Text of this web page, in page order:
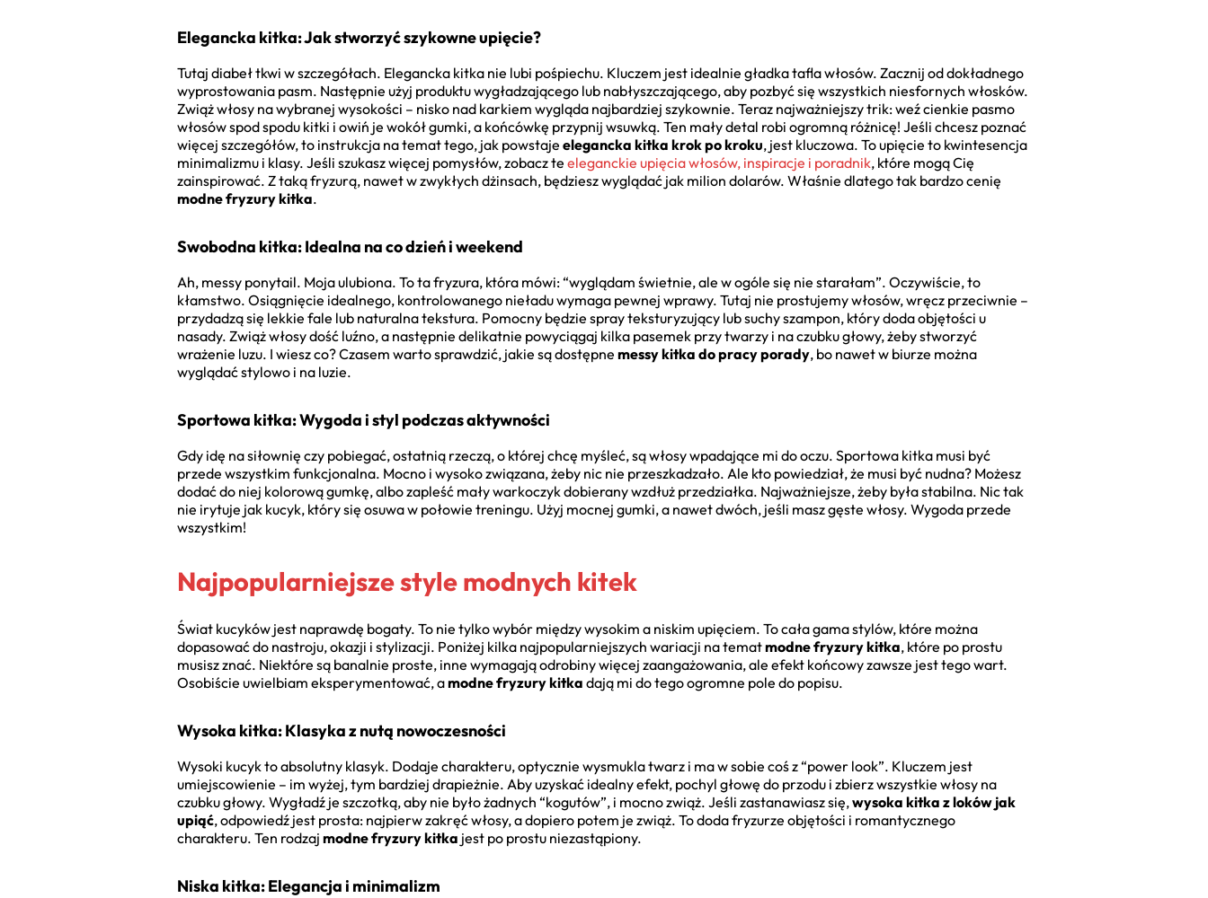
Elegancka kitka: Jak stworzyć szykowne upięcie?
Tutaj diabeł tkwi w szczegółach. Elegancka kitka nie lubi pośpiechu. Kluczem jest idealnie gładka tafla włosów. Zacznij od dokładnego
wyprostowania pasm. Następnie użyj produktu wygładzającego lub nabłyszczającego, aby pozbyć się wszystkich niesfornych włosków.
Zwiąż włosy na wybranej wysokości – nisko nad karkiem wygląda najbardziej szykownie. Teraz najważniejszy trik: weź cienkie pasmo
włosów spod spodu kitki i owiń je wokół gumki, a końcówkę przypnij wsuwką. Ten mały detal robi ogromną różnicę! Jeśli chcesz poznać
więcej szczegółów, to instrukcja na temat tego, jak powstaje elegancka kitka krok po kroku, jest kluczowa. To upięcie to kwintesencja
minimalizmu i klasy. Jeśli szukasz więcej pomysłów, zobacz te eleganckie upięcia włosów, inspiracje i poradnik, które mogą Cię
zainspirować. Z taką fryzurą, nawet w zwykłych dżinsach, będziesz wyglądać jak milion dolarów. Właśnie dlatego tak bardzo cenię
modne fryzury kitka.
Swobodna kitka: Idealna na co dzień i weekend
Ah, messy ponytail. Moja ulubiona. To ta fryzura, która mówi: “wyglądam świetnie, ale w ogóle się nie starałam”. Oczywiście, to
kłamstwo. Osiągnięcie idealnego, kontrolowanego nieładu wymaga pewnej wprawy. Tutaj nie prostujemy włosów, wręcz przeciwnie –
przydadzą się lekkie fale lub naturalna tekstura. Pomocny będzie spray teksturyzujący lub suchy szampon, który doda objętości u
nasady. Zwiąż włosy dość luźno, a następnie delikatnie powyciągaj kilka pasemek przy twarzy i na czubku głowy, żeby stworzyć
wrażenie luzu. I wiesz co? Czasem warto sprawdzić, jakie są dostępne messy kitka do pracy porady, bo nawet w biurze można
wyglądać stylowo i na luzie.
Sportowa kitka: Wygoda i styl podczas aktywności
Gdy idę na siłownię czy pobiegać, ostatnią rzeczą, o której chcę myśleć, są włosy wpadające mi do oczu. Sportowa kitka musi być
przede wszystkim funkcjonalna. Mocno i wysoko związana, żeby nic nie przeszkadzało. Ale kto powiedział, że musi być nudna? Możesz
dodać do niej kolorową gumkę, albo zapleść mały warkoczyk dobierany wzdłuż przedziałka. Najważniejsze, żeby była stabilna. Nic tak
nie irytuje jak kucyk, który się osuwa w połowie treningu. Użyj mocnej gumki, a nawet dwóch, jeśli masz gęste włosy. Wygoda przede
wszystkim!
Najpopularniejsze style modnych kitek
Świat kucyków jest naprawdę bogaty. To nie tylko wybór między wysokim a niskim upięciem. To cała gama stylów, które można
dopasować do nastroju, okazji i stylizacji. Poniżej kilka najpopularniejszych wariacji na tematmodne fryzury kitka, które po prostu
musisz znać. Niektóre są banalnie proste, inne wymagają odrobiny więcej zaangażowania, ale efekt końcowy zawsze jest tego wart.
Osobiście uwielbiam eksperymentować, amodne fryzury kitka dają mi do tego ogromne pole do popisu.
Wysoka kitka: Klasyka z nutą nowoczesności
Wysoki kucyk to absolutny klasyk. Dodaje charakteru, optycznie wysmukla twarz i ma w sobie coś z “power look”. Kluczem jest
umiejscowienie – im wyżej, tym bardziej drapieżnie. Aby uzyskać idealny efekt, pochyl głowę do przodu i zbierz wszystkie włosy na
czubku głowy. Wygładź je szczotką, aby nie było żadnych “kogutów”, i mocno zwiąż. Jeśli zastanawiasz się,wysoka kitka z loków jak
upiąć, odpowiedź jest prosta: najpierw zakręć włosy, a dopiero potem je zwiąż. To doda fryzurze objętości i romantycznego
charakteru. Ten rodzaj modne fryzury kitka jest po prostu niezastąpiony.
Niska kitka: Elegancja i minimalizm